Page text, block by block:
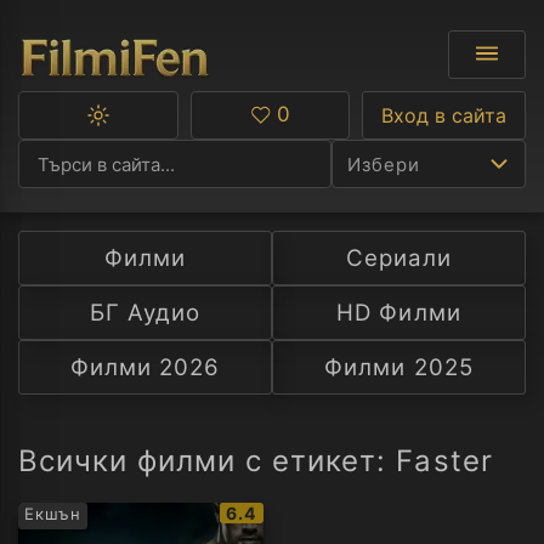
Избери
Ф
С
А
Превключване
тъмна
тема
Любими
0 Вход в сайта
Филми
Сериали
БГ Аудио
HD Филми
Филми 2026
Филми 2025
Всички филми с етикет: Faster
Екшън
IMDb
рейтинг:
6.4